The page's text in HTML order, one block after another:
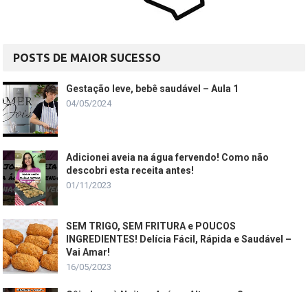
POSTS DE MAIOR SUCESSO
Gestação leve, bebê saudável – Aula 1
04/05/2024
Adicionei aveia na água fervendo! Como não
descobri esta receita antes!
01/11/2023
SEM TRIGO, SEM FRITURA e POUCOS
INGREDIENTES! Delícia Fácil, Rápida e Saudável –
Vai Amar!
16/05/2023